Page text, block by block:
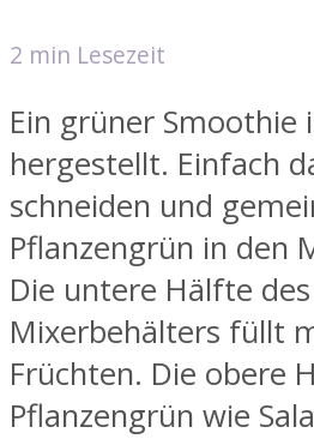
2 min Lesezeit
Ein grüner Smoothie
hergestellt. Einfach
schneiden und
Pflanzengrün in den
Die untere Hälfte des
Mixerbehälters füllt
Früchten. Die obere
Pflanzengrün wie